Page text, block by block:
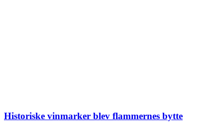
Historiske vinmarker blev flammernes bytte